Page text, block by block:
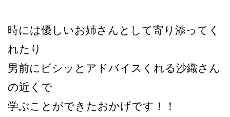
時には優しいお姉さんとして寄り添ってく
れたり
男前にビシッとアドバイスくれる沙織さん
の近くで
学ぶことができたおかげです！！